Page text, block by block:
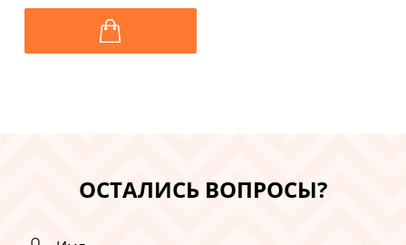
ОСТАЛИСЬ ВОПРОСЫ?